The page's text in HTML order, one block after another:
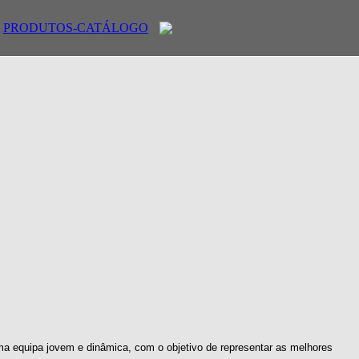
PRODUTOS-CATÁLOGO
equipa jovem e dinâmica, com o objetivo de representar as melhores